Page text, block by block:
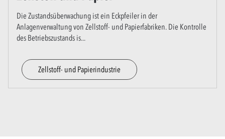
Die Zustandsüberwachung ist ein Eckpfeiler in der
Anlagenverwaltung von Zellstoff- und Papierfabriken. Die Kontrolle
des Betriebszustands is...
Zellstoff- und Papierindustrie